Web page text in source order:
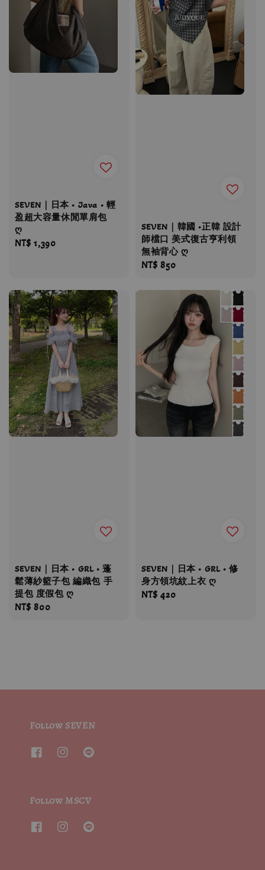
SEVEN｜日本 • Java • 輕
盈超大容量休閒單肩包
ღ
Regular
NT$ 1,390
SEVEN｜韓國 •正韓 設計
師檔口 美式復古亨利領
無袖背心 ღ
Regular
NT$ 850
SEVEN｜日本 • GRL • 蓬
鬆薄紗籃子包 編織包 手
提包 度假包 ღ
Regular
NT$ 800
SEVEN｜日本 • GRL • 修
身方領坑紋上衣 ღ
Regular
NT$ 420
Follow SEVEN
Follow MSCV